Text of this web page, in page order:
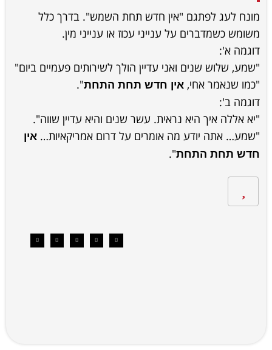
מונח לעג לפתגם "אין חדש תחת השמש". בדרך כלל
משומש כשמדברים על ענייני עכוז או ענייני מין.
דוגמה א':
"שמע, שלוש שנים ואני עדיין הולך לשירותים פעמיים ביום"
"כמו שנאמר אחי, אין חדש תחת התחת".
דוגמה ב':
"יא אללה איך היא נראית. עשר שנים והיא עדיין שווה".
"שמע… אתה יודע מה אומרים על דרום אמריקאיות… אין
חדש תחת התחת".